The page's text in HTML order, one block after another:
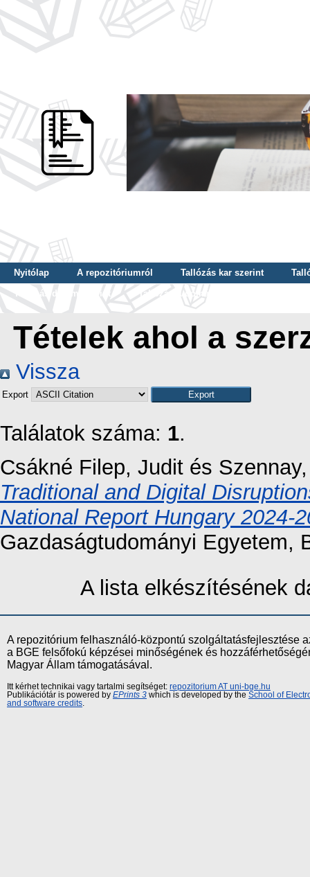
Nyitólap A repozitóriumról Tallózás kar szerint
Tallózás dátum szerint
Tallózás tudományterület szerint
Tételek ahol a
Vissza
Export
Találatok száma: 1.
Csákné Filep, Judit és
Traditional and Digital
National Report Hungary 2024-
Gazdaságtudományi Egyetem,
A lista elkészítésének
A repozitórium felhasználó-központú szolgáltatásfejlesztése
a BGE felsőfokú képzései minőségének és
Magyar Állam támogatásával.
Itt kérhet technikai vagy tartalmi segítséget: repozitorium AT uni-bge.hu
Publikációtár is powered by EPrints 3 which is developed by the School of
and software credits